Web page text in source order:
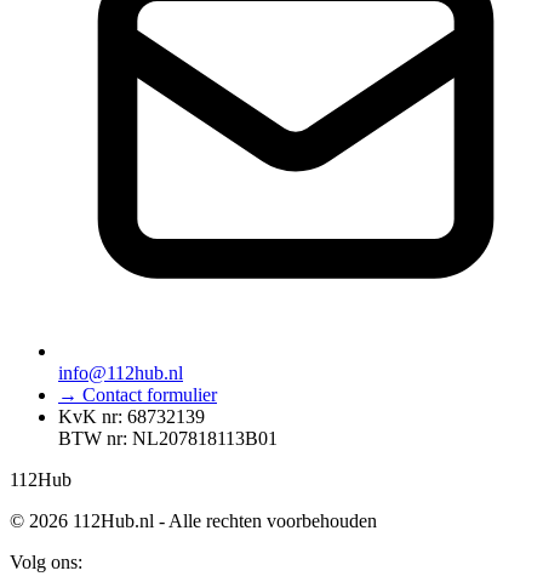
info@112hub.nl
→ Contact formulier
KvK nr: 68732139
BTW nr: NL207818113B01
112Hub
© 2026 112Hub.nl - Alle rechten voorbehouden
Volg ons: